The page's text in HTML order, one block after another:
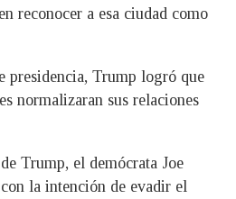
reconocer a esa ciudad como
presidencia, Trump logró que
normalizaran sus relaciones
Trump, el demócrata Joe
la intención de evadir el